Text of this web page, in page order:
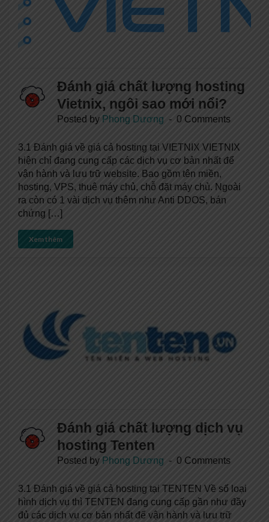
Đánh giá chất lượng hosting
Vietnix, ngôi sao mới nổi?
Posted by Phong Dương 0 Comments
3.1 Đánh giá về giá cả hosting tại VIETNIX VIETNIX
hiện chỉ đang cung cấp các dịch vụ cơ bản nhất để
vận hành và lưu trữ website. Bao gồm tên miền,
hosting, VPS, thuê máy chủ, chỗ đặt máy chủ. Ngoài
ra còn có 1 vài dịch vụ thêm như Anti DDOS, bán
chứng […]
Xem thêm
Đánh giá chất lượng dịch vụ
hosting Tenten
Posted by Phong Dương 0 Comments
3.1 Đánh giá về giá cả hosting tại TENTEN Về số loại
hình dịch vụ thì TENTEN đang cung cấp gần như đầy
đủ các dịch vụ cơ bản nhất để vận hành và lưu trữ